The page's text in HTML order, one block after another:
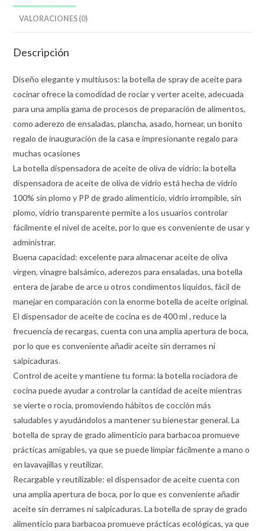
VALORACIONES (0)
Descripción
Diseño elegante y multiusos: la botella de spray de aceite para
cocinar ofrece la comodidad de rociar y verter aceite, adecuada
para una amplia gama de procesos de preparación de alimentos,
como aderezo de ensaladas, plancha, asado, hornear, un bonito
regalo de inauguración de la casa e impresionante regalo para
muchas ocasiones
La botella dispensadora de aceite de oliva de vidrio: la botella
dispensadora de aceite de oliva de vidrio está hecha de vidrio
100% sin plomo y PP de grado alimenticio, vidrio irrompible, sin
plomo, vidrio transparente permite a los usuarios controlar
fácilmente el nivel de aceite, por lo que es conveniente de usar y
administrar.
Buena capacidad: excelente para almacenar aceite de oliva
virgen, vinagre balsámico, aderezos para ensaladas, una botella
entera de jarabe de arce u otros condimentos líquidos, fácil de
manejar en comparación con la enorme botella de aceite original.
El dispensador de aceite de cocina es de 400 ml , reduce la
frecuencia de recargas, cuenta con una amplia apertura de boca,
por lo que es conveniente añadir aceite sin derrames ni
salpicaduras.
Control de aceite y mantiene tu forma: la botella rociadora de
cocina puede ayudar a controlar la cantidad de aceite mientras
se vierte o rocia, promoviendo hábitos de cocción más
saludables y ayudándolos a mantener su bienestar general. La
botella de spray de grado alimenticio para barbacoa promueve
prácticas amigables, ya que se puede limpiar fácilmente a mano o
en lavavajillas y reutilizar.
Recargable y reutilizable: el dispensador de aceite cuenta con
una amplia apertura de boca, por lo que es conveniente añadir
aceite sin derrames ni salpicaduras. La botella de spray de grado
alimenticio para barbacoa promueve prácticas ecológicas, ya que